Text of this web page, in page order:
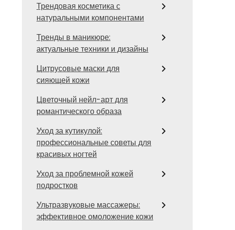
Трендовая косметика с
натуральными компонентами
Тренды в маникюре:
актуальные техники и дизайны
Цитрусовые маски для
сияющей кожи
Цветочный нейл-арт для
романтического образа
Уход за кутикулой:
профессиональные советы для
красивых ногтей
Уход за проблемной кожей
подростков
Ультразвуковые массажеры:
эффективное омоложение кожи